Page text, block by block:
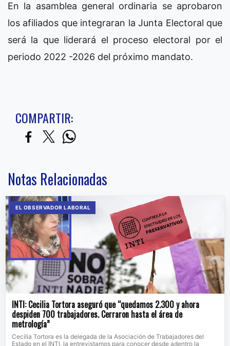
En la asamblea general ordinaria se aprobaron
los afiliados que integraran la Junta Electoral que
será la que liderará el proceso electoral por el
periodo 2022 -2026 del próximo mandato.
COMPARTIR:
Notas Relacionadas
EL OBSERVADOR LABORAL
INTI: Cecilia Tortora aseguró que “quedamos 2.300 y ahora
despiden 700 trabajadores. Cerraron hasta el área de
metrología”
Cecilia Tortora es la delegada de la Asociación de Trabajadores del
Estado en el INTI, la entrevistamos para conocer desde adentro la